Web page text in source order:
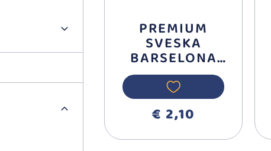
PREMIUM
SVESKA
BARSELONA
A4 LATAJN,50
LISTA 306232
€ 2,10